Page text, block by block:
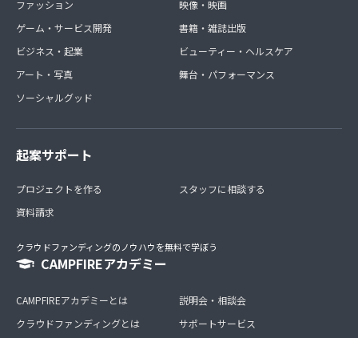
ファッション
ゲーム・サービス開発
ビジネス・起業
アート・写真
ソーシャルグッド
映像・映画
書籍・雑誌出版
ビューティー・ヘルスケア
舞台・パフォーマンス
起案サポート
プロジェクトを作る
資料請求
スタッフに相談する
クラウドファンディングのノウハウを無料で学ぼう
CAMPFIREアカデミー
CAMPFIREアカデミーとは
クラウドファンディングとは
説明会・相談会
サポートサービス